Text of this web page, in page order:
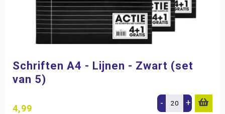
Schriften A4 - Lijnen - Zwart (set
van 5)
4,99 - +